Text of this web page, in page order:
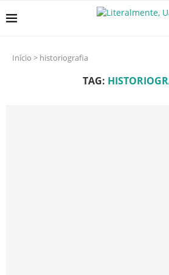
Início > historiografia
TAG: